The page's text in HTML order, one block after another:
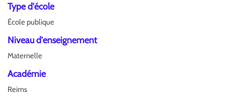
Type d'école
École publique
Niveau d'enseignement
Maternelle
Académie
Reims